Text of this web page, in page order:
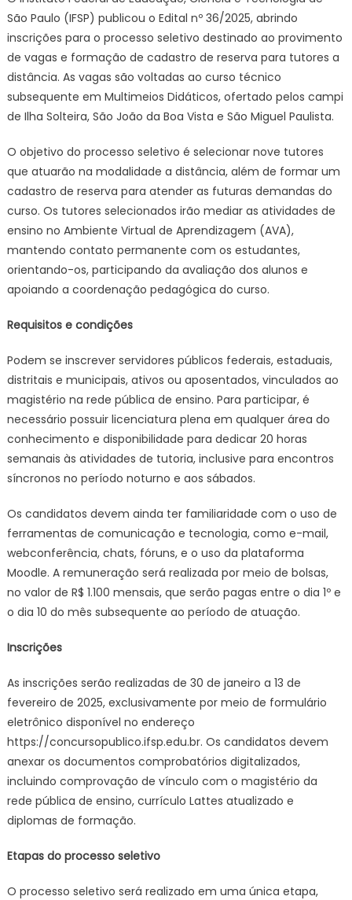
São Paulo (IFSP) publicou o Edital nº 36/2025, abrindo
inscrições para o processo seletivo destinado ao provimento
de vagas e formação de cadastro de reserva para tutores a
distância. As vagas são voltadas ao curso técnico
subsequente em Multimeios Didáticos, ofertado pelos campi
de Ilha Solteira, São João da Boa Vista e São Miguel Paulista.
O objetivo do processo seletivo é selecionar nove tutores
que atuarão na modalidade a distância, além de formar um
cadastro de reserva para atender as futuras demandas do
curso. Os tutores selecionados irão mediar as atividades de
ensino no Ambiente Virtual de Aprendizagem (AVA),
mantendo contato permanente com os estudantes,
orientando-os, participando da avaliação dos alunos e
apoiando a coordenação pedagógica do curso.
Requisitos e condições
Podem se inscrever servidores públicos federais, estaduais,
distritais e municipais, ativos ou aposentados, vinculados ao
magistério na rede pública de ensino. Para participar, é
necessário possuir licenciatura plena em qualquer área do
conhecimento e disponibilidade para dedicar 20 horas
semanais às atividades de tutoria, inclusive para encontros
síncronos no período noturno e aos sábados.
Os candidatos devem ainda ter familiaridade com o uso de
ferramentas de comunicação e tecnologia, como e-mail,
webconferência, chats, fóruns, e o uso da plataforma
Moodle. A remuneração será realizada por meio de bolsas,
no valor de R$ 1.100 mensais, que serão pagas entre o dia 1º e
o dia 10 do mês subsequente ao período de atuação.
Inscrições
As inscrições serão realizadas de 30 de janeiro a 13 de
fevereiro de 2025, exclusivamente por meio de formulário
eletrônico disponível no endereço
https://concursopublico.ifsp.edu.br. Os candidatos devem
anexar os documentos comprobatórios digitalizados,
incluindo comprovação de vínculo com o magistério da
rede pública de ensino, currículo Lattes atualizado e
diplomas de formação.
Etapas do processo seletivo
O processo seletivo será realizado em uma única etapa,